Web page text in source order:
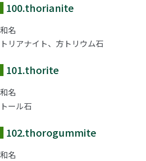
100.thorianite
和名
トリアナイト、方トリウム石
101.thorite
和名
トール石
102.thorogummite
和名